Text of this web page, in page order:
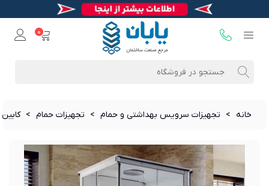
0
خانه > تجهیزات سرویس بهداشتی و حمام > تجهیزات حمام >